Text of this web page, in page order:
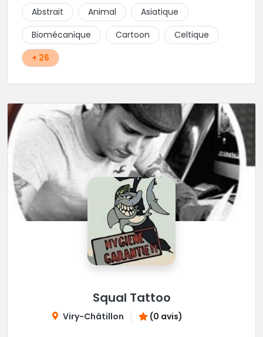
d'hygiène les plus strictes. Du new-school, du old
school, fantasy ou encore réaliste, Niko, Anthony,
Cody et les nombreux Guest seront adapter vos
idées en tatouages uniques et créatifs.
Abstrait Animal
Asiatique
Biomécanique
Cartoon
Celtique
+ 26
Squal Tattoo
Viry-Châtillon (0 avis)